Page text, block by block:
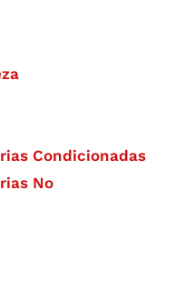
Condicionadas
No